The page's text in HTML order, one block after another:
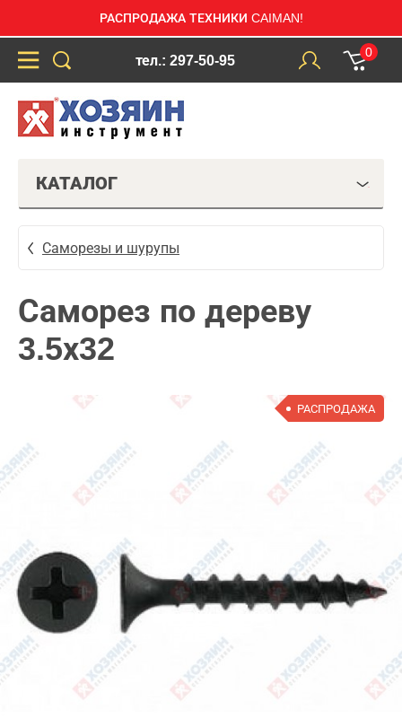
РАСПРОДАЖА ТЕХНИКИ CAIMAN!
тел.: 297-50-95
0
КАТАЛОГ
Саморезы и шурупы
Саморез по дереву
3.5х32
РАСПРОДАЖА